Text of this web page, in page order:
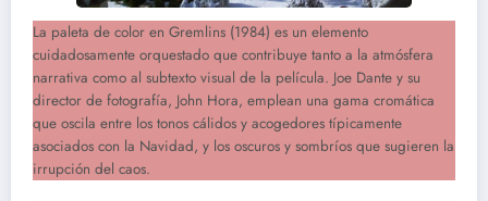
La paleta de color en Gremlins (1984) es un elemento
cuidadosamente orquestado que contribuye tanto a la atmósfera
narrativa como al subtexto visual de la película. Joe Dante y su
director de fotografía, John Hora, emplean una gama cromática
que oscila entre los tonos cálidos y acogedores típicamente
asociados con la Navidad, y los oscuros y sombríos que sugieren la
irrupción del caos.